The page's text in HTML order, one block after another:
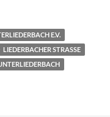
E.V.
LIEDERBACHER STRASSE